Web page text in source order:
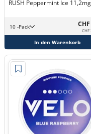
RUSH Peppermint Ice 11,2mg
10 -Pack CHF
CHF
In den Warenkorb